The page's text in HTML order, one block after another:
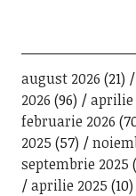
august 2026 (21)
2026 (96) aprilie
februarie 2026
2025 (57)
septembrie 2025
aprilie 2025 (10)